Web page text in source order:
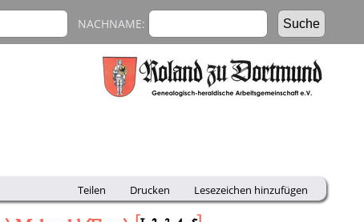
NACHNAME:
Teilen Drucken Lesezeichen hinzufügen